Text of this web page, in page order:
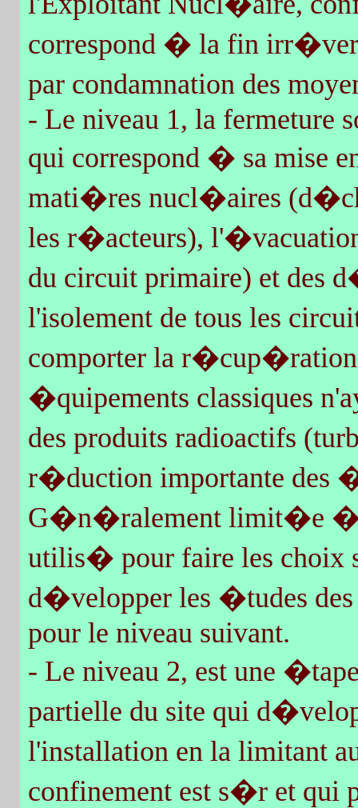
correspond � la fin
par condamnation des
- Le niveau 1, la fermeture
qui correspond � sa mise
mati�res nucl�aires
les r�acteurs),
du circuit primaire) et des
l'isolement de tous les
comporter la
�quipements classiques
des produits radioactifs
r�duction importante des
G�n�ralement limit�e �
utilis� pour faire les choix
d�velopper les �tudes
pour le niveau suivant.
- Le niveau 2, est une
partielle du site qui
l'installation en la limitant
confinement est s�r et qui